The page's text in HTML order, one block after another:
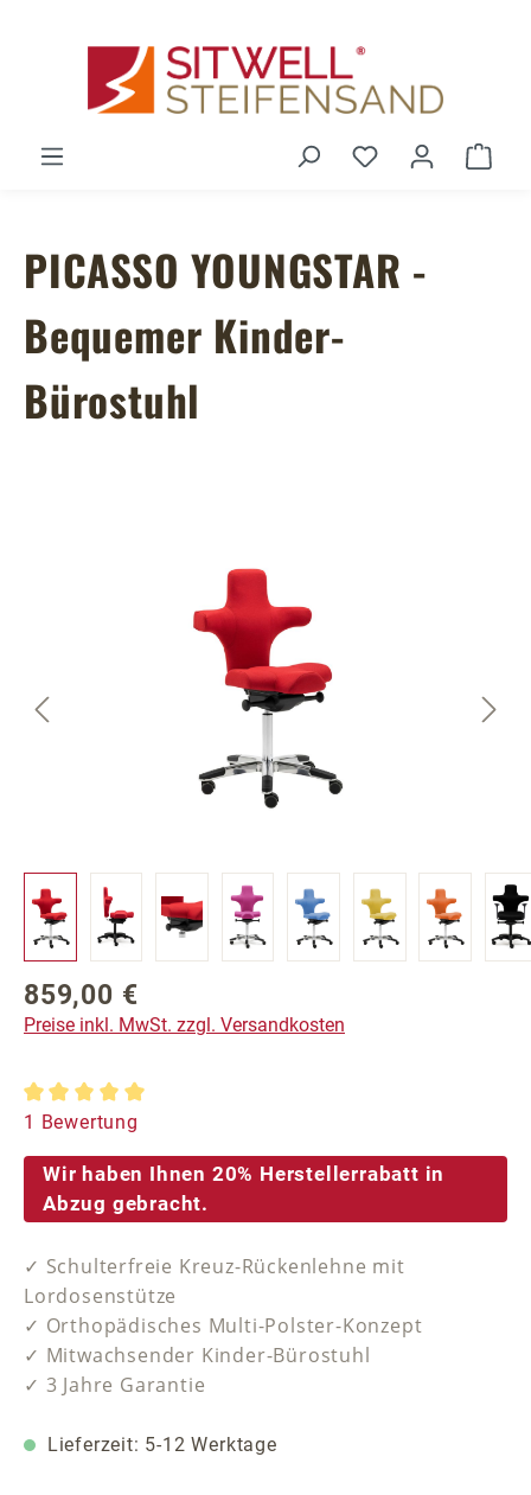
Du hast 0
PICASSO YOUNGSTAR -
Bequemer Kinder-
Bürostuhl
Regulärer Preis:
859,00 €
Preise inkl. MwSt. zzgl. Versandkosten
Durchschnittliche Bewertung von 5 von 5 Sternen
1 Bewertung
Wir haben Ihnen 20% Herstellerrabatt in
Abzug gebracht.
✓ Schulterfreie Kreuz-Rückenlehne mit
Lordosenstütze
✓ Orthopädisches Multi-Polster-Konzept
✓ Mitwachsender Kinder-Bürostuhl
✓ 3 Jahre Garantie
Lieferzeit: 5-12 Werktage